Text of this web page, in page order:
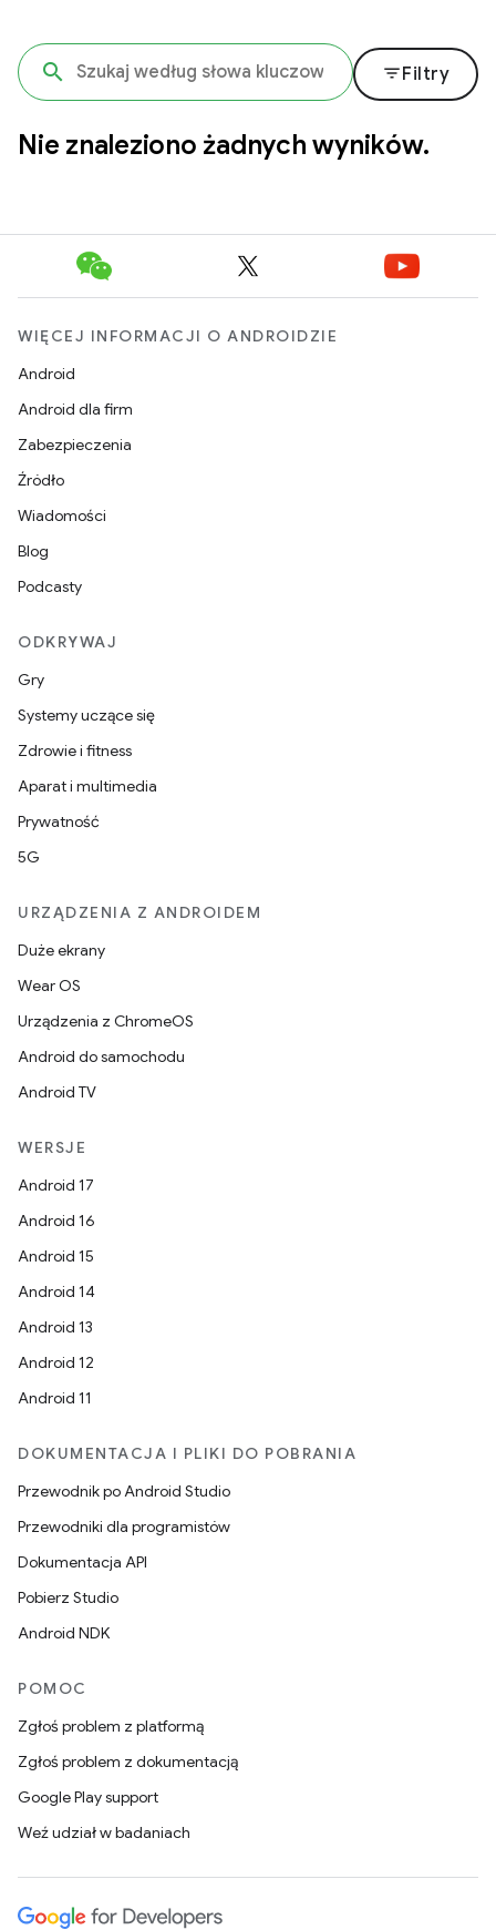
filter_listFiltry
Nie znaleziono żadnych wyników.
WIĘCEJ INFORMACJI O ANDROIDZIE
Android
Android dla firm
Zabezpieczenia
Źródło
Wiadomości
Blog
Podcasty
ODKRYWAJ
Gry
Systemy uczące się
Zdrowie i fitness
Aparat i multimedia
Prywatność
5G
URZĄDZENIA Z ANDROIDEM
Duże ekrany
Wear OS
Urządzenia z ChromeOS
Android do samochodu
Android TV
WERSJE
Android 17
Android 16
Android 15
Android 14
Android 13
Android 12
Android 11
DOKUMENTACJA I PLIKI DO POBRANIA
Przewodnik po Android Studio
Przewodniki dla programistów
Dokumentacja API
Pobierz Studio
Android NDK
POMOC
Zgłoś problem z platformą
Zgłoś problem z dokumentacją
Google Play support
Weź udział w badaniach